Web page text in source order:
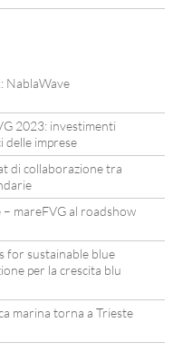
NablaWave
2023: investimenti
delle imprese
di collaborazione tra
– mareFVG al roadshow
for sustainable blue
per la crescita blu
marina torna a Trieste